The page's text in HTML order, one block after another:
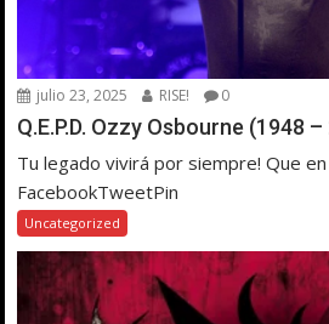
julio 23, 2025 RISE! 0
Q.E.P.D. Ozzy Osbourne (1948
Tu legado vivirá por siempre! Que
FacebookTweetPin
Uncategorized